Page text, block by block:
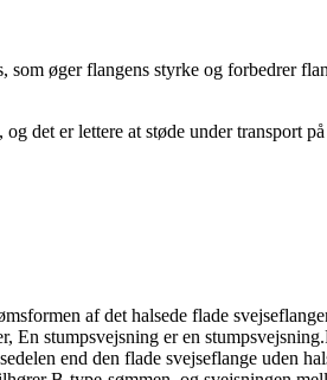
øger flangens styrke og forbedrer
det er lettere at støde under transport
af ​​det halsede flade
stumpsvejsning er en
end den flade svejseflange uden